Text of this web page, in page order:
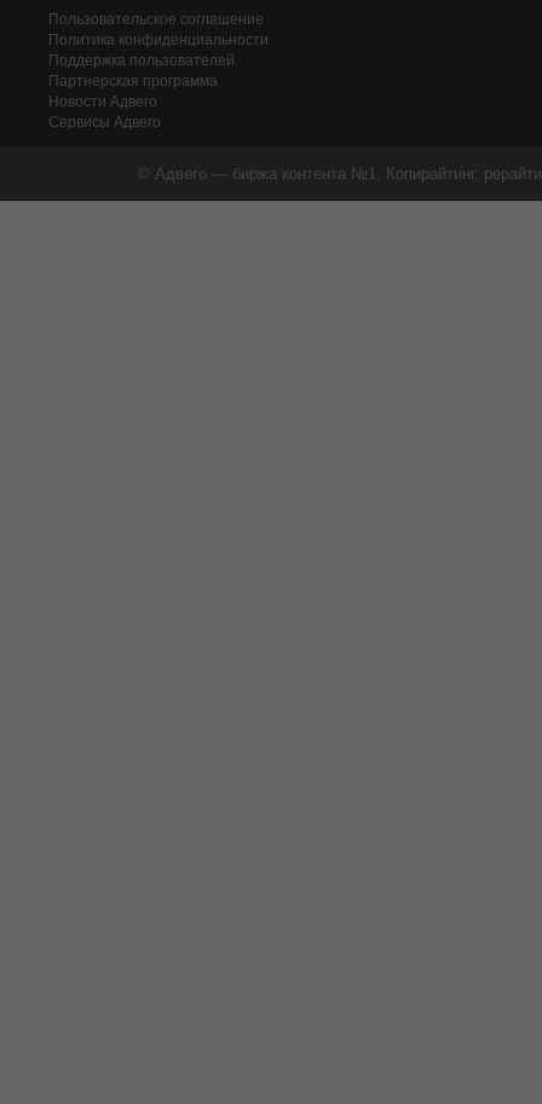
Пользовательское соглашение
Политика конфиденциальности
Поддержка пользователей
Партнерская программа
Новости Адвего
Сервисы Адвего
© Адвего — биржа контента №1. Копирайтинг,